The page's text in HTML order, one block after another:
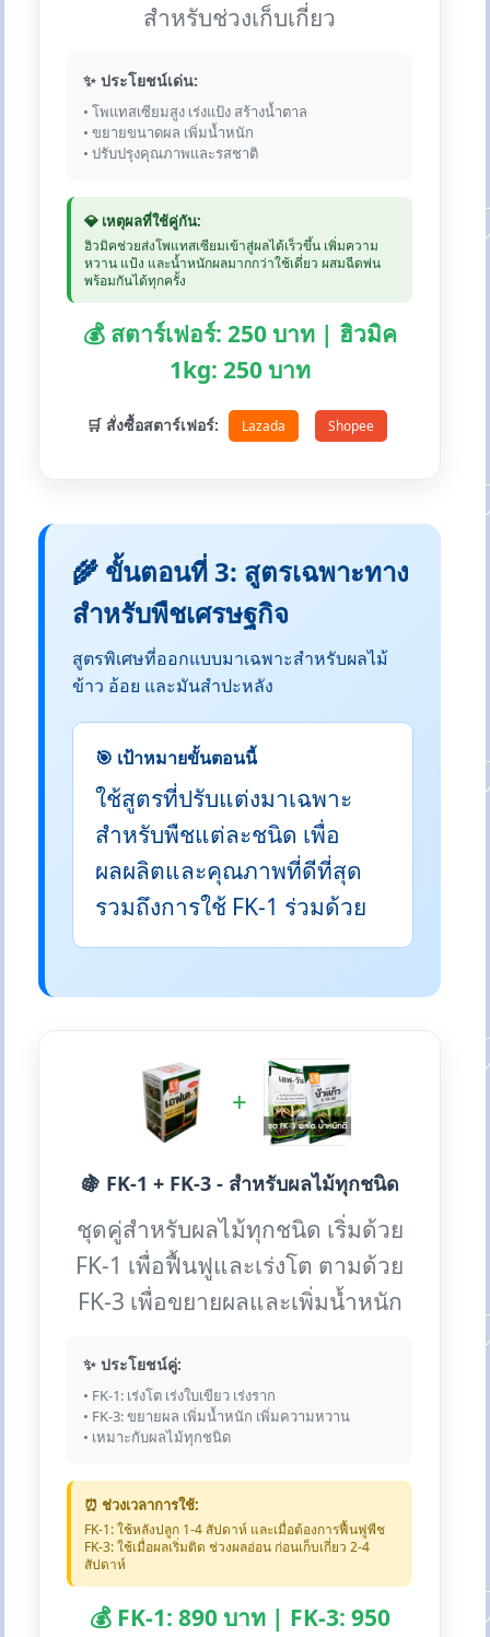
สำหรับช่วงเก็บเกี่ยว
✨ ประโยชน์เด่น:
• โพแทสเซียมสูง เร่งแป้ง สร้างน้ำตาล
• ขยายขนาดผล เพิ่มน้ำหนัก
• ปรับปรุงคุณภาพและรสชาติ
💎 เหตุผลที่ใช้คู่กัน:
ฮิวมิคช่วยส่งโพแทสเซียมเข้าสู่ผลได้เร็วขึ้น เพิ่มความ
หวาน แป้ง และน้ำหนักผลมากกว่าใช้เดี่ยว ผสมฉีดพ่น
พร้อมกันได้ทุกครั้ง
💰 สตาร์เฟอร์: 250 บาท | ฮิวมิค
1kg: 250 บาท
🛒 สั่งซื้อสตาร์เฟอร์: Lazada Shopee
🌾 ขั้นตอนที่ 3: สูตรเฉพาะทาง
สำหรับพืชเศรษฐกิจ
สูตรพิเศษที่ออกแบบมาเฉพาะสำหรับผลไม้
ข้าว อ้อย และมันสำปะหลัง
🎯 เป้าหมายขั้นตอนนี้
ใช้สูตรที่ปรับแต่งมาเฉพาะ
สำหรับพืชแต่ละชนิด เพื่อ
ผลผลิตและคุณภาพที่ดีที่สุด
รวมถึงการใช้ FK-1 ร่วมด้วย
+
🍇 FK-1 + FK-3 - สำหรับผลไม้ทุกชนิด
ชุดคู่สำหรับผลไม้ทุกชนิด เริ่มด้วย
FK-1 เพื่อฟื้นฟูและเร่งโต ตามด้วย
FK-3 เพื่อขยายผลและเพิ่มน้ำหนัก
✨ ประโยชน์คู่:
• FK-1: เร่งโต เร่งใบเขียว เร่งราก
• FK-3: ขยายผล เพิ่มน้ำหนัก เพิ่มความหวาน
• เหมาะกับผลไม้ทุกชนิด
⏰ ช่วงเวลาการใช้:
FK-1: ใช้หลังปลูก 1-4 สัปดาห์ และเมื่อต้องการฟื้นฟูพืช
FK-3: ใช้เมื่อผลเริ่มติด ช่วงผลอ่อน ก่อนเก็บเกี่ยว 2-4
สัปดาห์
💰 FK-1: 890 บาท | FK-3: 950